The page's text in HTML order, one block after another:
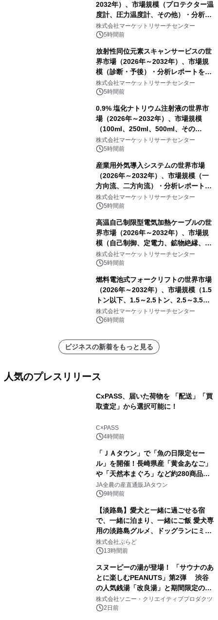
2032年）、市場規模（プロテクター温
度計、圧力温度計、その他）・分析レ
ポートを発表
株式会社マーケットリサーチセンター
5時間前
放射性同位元素スキャンサービスの世
界市場（2026年～2032年）、市場規
模（診断・予後）・分析レポートを発
表
株式会社マーケットリサーチセンター
5時間前
0.9% 塩化ナトリウム注射液の世界市
場（2026年～2032年）、市場規模
（100ml、250ml、500ml、その
他）・分析レポートを発表
株式会社マーケットリサーチセンター
5時間前
産業用外気導入システムの世界市場
（2026年～2032年）、市場規模（一
方向流、二方向流）・分析レポートを
発表
株式会社マーケットリサーチセンター
5時間前
高温自己制限型電気加熱ケーブルの世
界市場（2026年～2032年）、市場規
模（自己制御、定電力、鉱物絶縁、表
皮効果）・分析レポートを発表
株式会社マーケットリサーチセンター
5時間前
燃料電池式フォークリフトの世界市場
（2026年～2032年）、市場規模（1.5
トン以下、1.5～2.5トン、2.5～3.5ト
ン、3.5～5.0トン、その他）・分析レ
ポートを発表
株式会社マーケットリサーチセンター
6時間前
ビジネスの新着をもっと見る
人気のプレスリリース
CxPASS、届いた荷物を 「配送」「買
取査定」から選択可能に！
C×PASS
4時間前
「ＪＡタウン」で「魚の日限定セー
ル」を開催！長崎県産「黄金あなご」
や「天然本まぐろ」など約280商品を
販売！～毎月１０日の定例企画～
JA全農の産直通販JAタウン
9時間前
【淡路島】愛犬と一緒に過ごせる宿
で、一緒に泊まり、一緒にご飯 愛犬専
用の淡路島グルメ、ドッグランにミニ
プール グランピングとトレーラーハウ
スの2施設で
株式会社ぷらど
13時間前
スヌーピーの湯が登場！ 「サウナのあ
とに楽しむPEANUTS」第2弾 渋谷
の人気銭湯「改良湯」と期間限定のコ
ラボレーション サウナイキタイコラ
ボグッズも発売決定！
株式会社ソニー・クリエイティブプロダクツ
2日前